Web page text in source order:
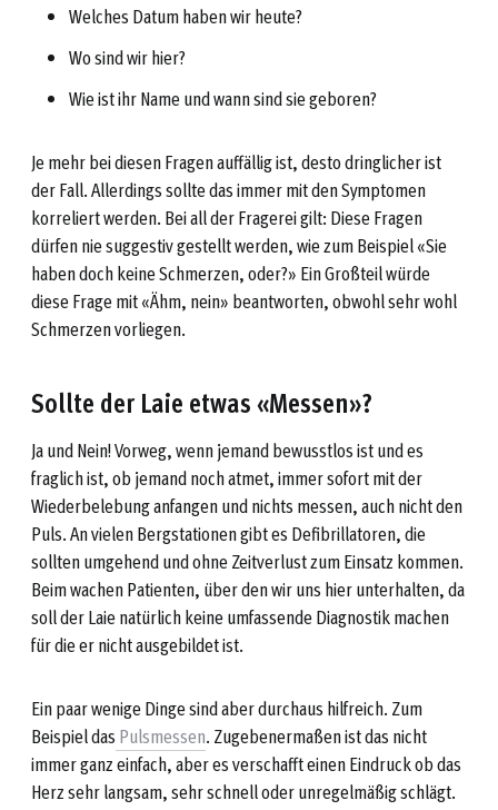
Welches Datum haben wir heute?
Wo sind wir hier?
Wie ist ihr Name und wann sind sie geboren?
Je mehr bei diesen Fragen auffällig ist, desto dringlicher ist
der Fall. Allerdings sollte das immer mit den Symptomen
korreliert werden. Bei all der Fragerei gilt: Diese Fragen
dürfen nie suggestiv gestellt werden, wie zum Beispiel «Sie
haben doch keine Schmerzen, oder?» Ein Großteil würde
diese Frage mit «Ähm, nein» beantworten, obwohl sehr wohl
Schmerzen vorliegen.
Sollte der Laie etwas «Messen»?
Ja und Nein! Vorweg, wenn jemand bewusstlos ist und es
fraglich ist, ob jemand noch atmet, immer sofort mit der
Wiederbelebung anfangen und nichts messen, auch nicht den
Puls. An vielen Bergstationen gibt es Defibrillatoren, die
sollten umgehend und ohne Zeitverlust zum Einsatz kommen.
Beim wachen Patienten, über den wir uns hier unterhalten, da
soll der Laie natürlich keine umfassende Diagnostik machen
für die er nicht ausgebildet ist.
Ein paar wenige Dinge sind aber durchaus hilfreich. Zum
Beispiel das Pulsmessen. Zugebenermaßen ist das nicht
immer ganz einfach, aber es verschafft einen Eindruck ob das
Herz sehr langsam, sehr schnell oder unregelmäßig schlägt.